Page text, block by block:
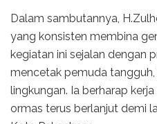
Dalam sambutannya,
yang konsisten membina
kegiatan ini sejalan dengan
mencetak pemuda
lingkungan. Ia berharap
ormas terus berlanjut demi